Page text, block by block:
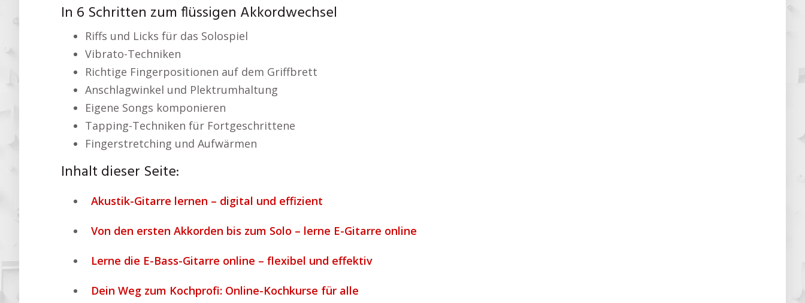
In 6 Schritten zum flüssigen Akkordwechsel
Riffs und Licks für das Solospiel
Vibrato-Techniken
Richtige Fingerpositionen auf dem Griffbrett
Anschlagwinkel und Plektrumhaltung
Eigene Songs komponieren
Tapping-Techniken für Fortgeschrittene
Fingerstretching und Aufwärmen
Inhalt dieser Seite:
Akustik-Gitarre lernen – digital und effizient
Von den ersten Akkorden bis zum Solo – lerne E-Gitarre online
Lerne die E-Bass-Gitarre online – flexibel und effektiv
Dein Weg zum Kochprofi: Online-Kochkurse für alle